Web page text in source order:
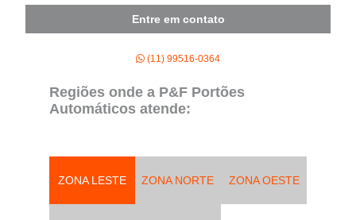
Entre em contato
(11) 99516-0364
Regiões onde a P&F Portões
Automáticos atende:
ZONA LESTE ZONA NORTE ZONA OESTE